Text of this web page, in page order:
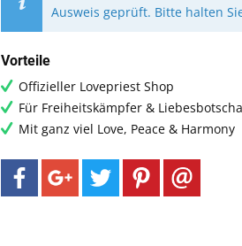
Ausweis geprüft. Bitte halten
Vorteile
Offizieller Lovepriest Shop
Für Freiheitskämpfer &
Mit ganz viel Love, Peace & Harmony